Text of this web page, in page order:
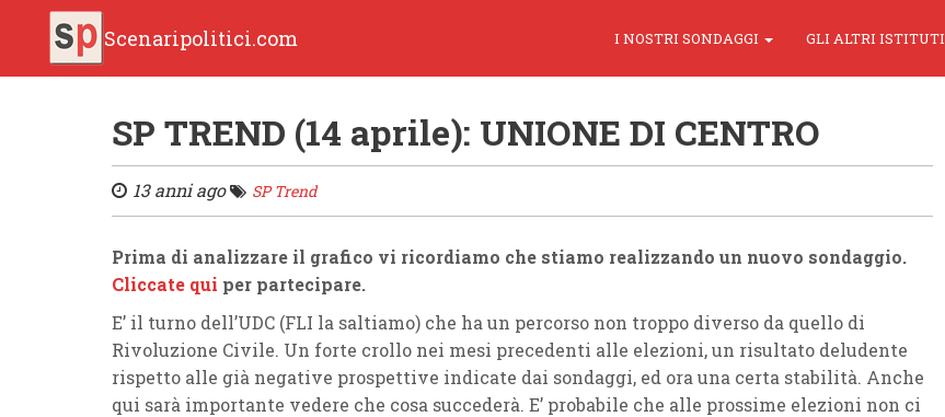
Scenaripolitici.com I NOSTRI SONDAGGI GLI ALTRI ISTITUTI
SP TREND (14 aprile): UNIONE DI CENTRO
13 anni ago SP Trend
Prima di analizzare il grafico vi ricordiamo che stiamo realizzando un nuovo sondaggio.
Cliccate qui per partecipare.
E’ il turno dell’UDC (FLI la saltiamo) che ha un percorso non troppo diverso da quello di
Rivoluzione Civile. Un forte crollo nei mesi precedenti alle elezioni, un risultato deludente
rispetto alle già negative prospettive indicate dai sondaggi, ed ora una certa stabilità. Anche
qui sarà importante vedere che cosa succederà. E’ probabile che alle prossime elezioni non ci